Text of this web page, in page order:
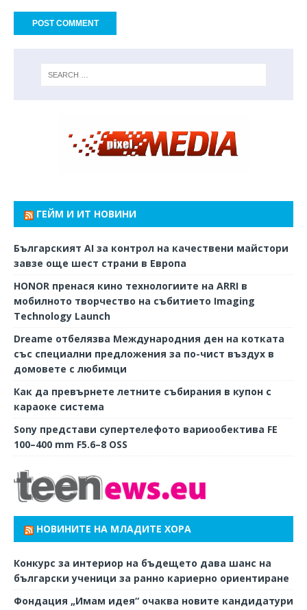
ГЕЙМ И ИТ НОВИНИ
Българският AI за контрол на качествени майстори
завзе още шест страни в Европа
HONOR пренася кино технологиите на ARRI в
мобилното творчество на събитието Imaging
Technology Launch
Dreame отбелязва Международния ден на котката
със специални предложения за по-чист въздух в
домовете с любимци
Как да превърнете летните събирания в купон с
караоке система
Sony представи супертелефото вариообектива FE
100–400 mm F5.6–8 OSS
НОВИНИТЕ НА МЛАДИТЕ ХОРА
Конкурс за интериор на бъдещето дава шанс на
български ученици за ранно кариерно ориентиране
Фондация „Имам идея“ очаква новите кандидатури